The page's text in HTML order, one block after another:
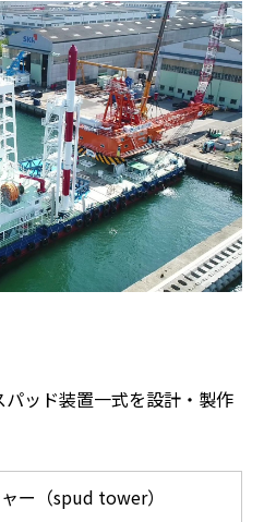
ッド装置一式を設計・製作
ー（spud tower）